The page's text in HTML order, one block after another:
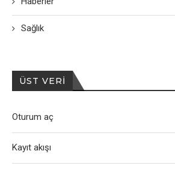
Sağlık
ÜST VERI
Oturum aç
Kayıt akışı